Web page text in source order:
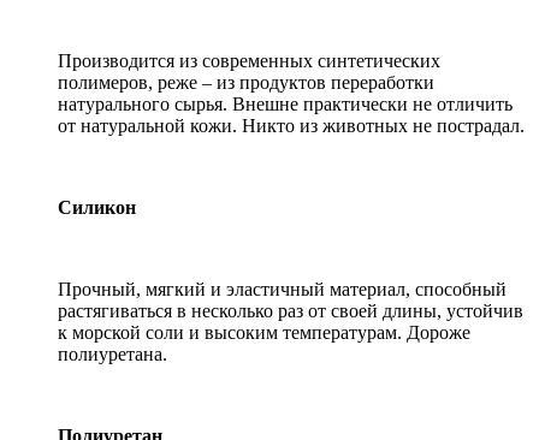
Производится из современных синтетических
полимеров, реже – из продуктов переработки
натурального сырья. Внешне практически не отличить
от натуральной кожи. Никто из животных не пострадал.
Силикон
Прочный, мягкий и эластичный материал, способный
растягиваться в несколько раз от своей длины, устойчив
к морской соли и высоким температурам. Дороже
полиуретана.